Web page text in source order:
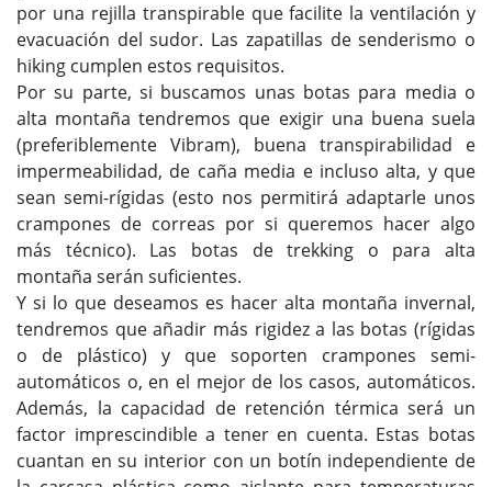
por una rejilla transpirable que facilite la ventilación y
evacuación del sudor. Las zapatillas de senderismo o
hiking cumplen estos requisitos.
Por su parte, si buscamos unas botas para media o
alta montaña tendremos que exigir una buena suela
(preferiblemente Vibram), buena transpirabilidad e
impermeabilidad, de caña media e incluso alta, y que
sean semi-rígidas (esto nos permitirá adaptarle unos
crampones de correas por si queremos hacer algo
más técnico). Las botas de trekking o para alta
montaña serán suficientes.
Y si lo que deseamos es hacer alta montaña invernal,
tendremos que añadir más rigidez a las botas (rígidas
o de plástico) y que soporten crampones semi-
automáticos o, en el mejor de los casos, automáticos.
Además, la capacidad de retención térmica será un
factor imprescindible a tener en cuenta. Estas botas
cuantan en su interior con un botín independiente de